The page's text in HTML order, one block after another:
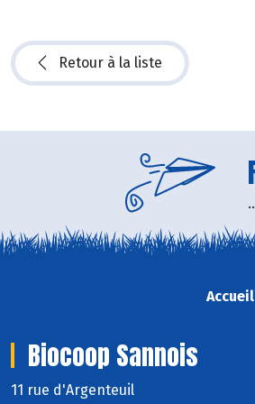
Retour à la liste
Accueil
Biocoop Sannois
11 rue d'Argenteuil